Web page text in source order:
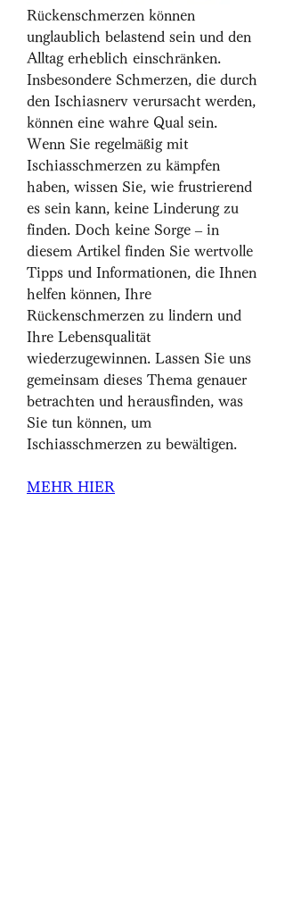
Rückenschmerzen können
unglaublich belastend sein und den
Alltag erheblich einschränken.
Insbesondere Schmerzen, die durch
den Ischiasnerv verursacht werden,
können eine wahre Qual sein.
Wenn Sie regelmäßig mit
Ischiasschmerzen zu kämpfen
haben, wissen Sie, wie frustrierend
es sein kann, keine Linderung zu
finden. Doch keine Sorge – in
diesem Artikel finden Sie wertvolle
Tipps und Informationen, die Ihnen
helfen können, Ihre
Rückenschmerzen zu lindern und
Ihre Lebensqualität
wiederzugewinnen. Lassen Sie uns
gemeinsam dieses Thema genauer
betrachten und herausfinden, was
Sie tun können, um
Ischiasschmerzen zu bewältigen.
MEHR HIER